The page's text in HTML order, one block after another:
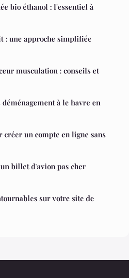
bio éthanol : l'essentiel à
: une approche simplifiée
musculation : conseils et
à le havre en
un compte en ligne sans
billet d'avion pas cher
sur votre site de